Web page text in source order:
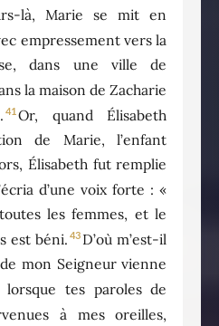
là, Marie se mit en
empressement vers la
dans une ville de
la maison de Zacharie
41 Or, quand Élisabeth
de Marie, l’enfant
Élisabeth fut remplie
d’une voix forte : «
les femmes, et le
est béni. 43 D’où m’est-il
mon Seigneur vienne
lorsque tes paroles de
à mes oreilles,